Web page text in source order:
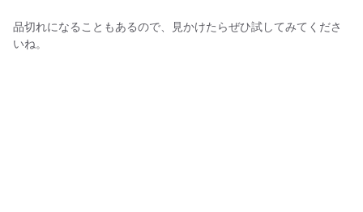
品切れになることもあるので、見かけたらぜひ試してみてくださ
いね。